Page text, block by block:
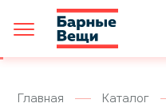
Главная Каталог